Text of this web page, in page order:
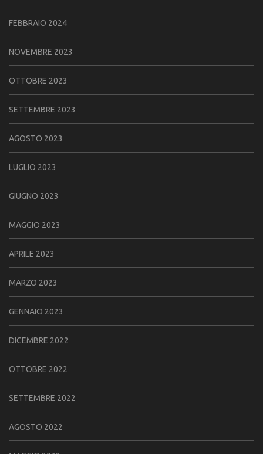
FEBBRAIO 2024
NOVEMBRE 2023
OTTOBRE 2023
SETTEMBRE 2023
AGOSTO 2023
LUGLIO 2023
GIUGNO 2023
MAGGIO 2023
APRILE 2023
MARZO 2023
GENNAIO 2023
DICEMBRE 2022
OTTOBRE 2022
SETTEMBRE 2022
AGOSTO 2022